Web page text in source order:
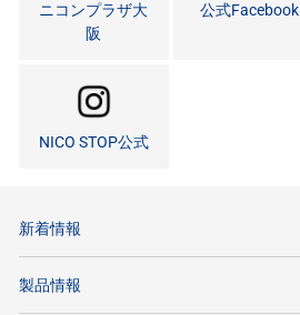
ニコンプラザ大
阪
公式Facebook
NICO STOP公式
新着情報
製品情報